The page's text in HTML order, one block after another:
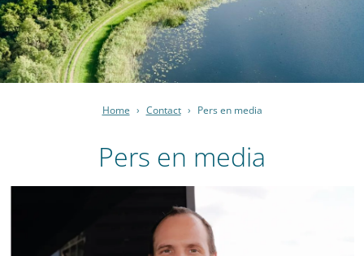
Home › Contact › Pers en media
Pers en media